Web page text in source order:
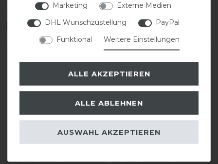
Diese Produkte könnten dich auch
interessieren
Marketing
Externe Medien
DHL Wunschzustellung
PayPal
Funktional
Weitere Einstellungen
ALLE AKZEPTIEREN
ALLE ABLEHNEN
AUSWAHL AKZEPTIEREN